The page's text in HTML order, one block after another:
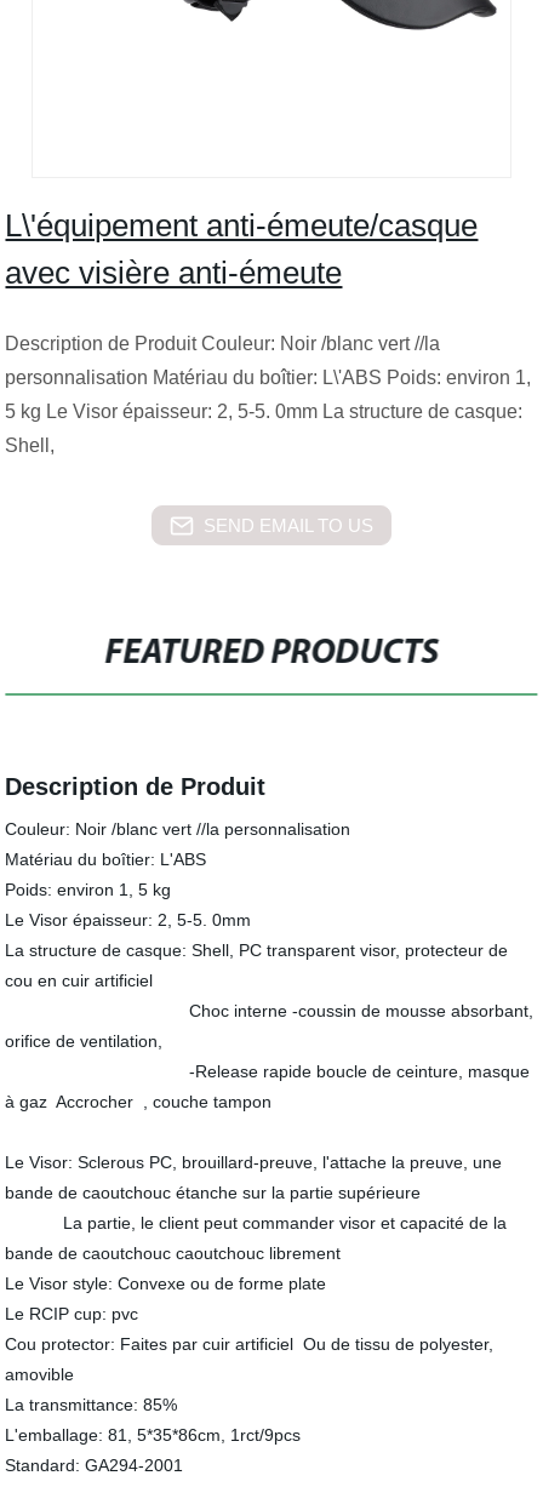
L\'équipement anti-émeute/casque
avec visière anti-émeute
Description de Produit Couleur: Noir /blanc vert //la
personnalisation Matériau du boîtier: L\'ABS Poids: environ 1,
5 kg Le Visor épaisseur: 2, 5-5. 0mm La structure de casque:
Shell,
SEND EMAIL TO US
FEATURED PRODUCTS
Description de Produit
Couleur: Noir /blanc vert //la personnalisation
Matériau du boîtier: L'ABS
Poids:environ 1, 5 kg
Le Visor épaisseur: 2, 5-5 . 0mm
La structure de casque: Shell, PC transparent visor, protecteur de
cou en cuir artificiel
Choc interne -coussin de mousse absorbant,
orifice de ventilation,
-Release rapide boucle de ceinture, masque
à gaz Accrocher , couche tampon
Le Visor: Sclerous PC, brouillard-preuve, l'attache la preuve, une
bande de caoutchouc étanche sur la partie supérieure
La partie, le client peut commander visor et capacité de la
bande de caoutchouc caoutchouc librement
Le Visor style: Convexe ou de forme plate
Le RCIP cup: pvc
Cou protector: Faites par cuir artificiel Ou de tissu de polyester,
amovible
La transmittance: 85%
L'emballage: 81, 5*35*86cm, 1rct/9pcs
Standard: GA294-2001